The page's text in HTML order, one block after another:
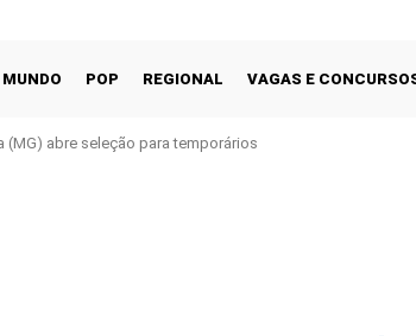
MUNDO POP REGIONAL VAGAS E
(MG) abre seleção para temporários